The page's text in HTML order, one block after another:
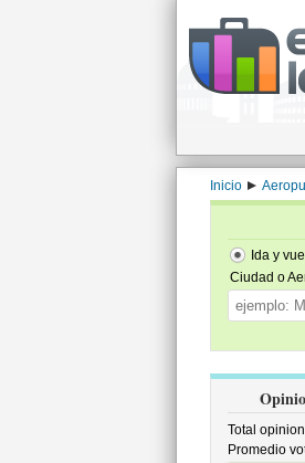
Inicio
Ida y
Ciudad o
Total
Promedio